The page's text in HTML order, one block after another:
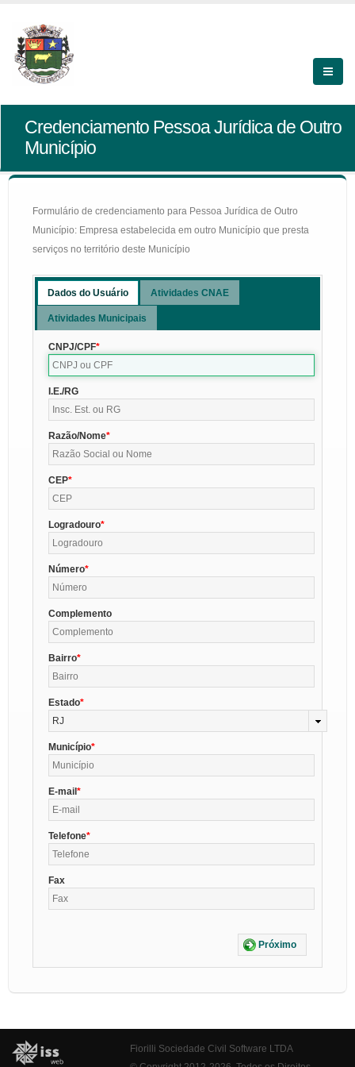
Credenciamento Pessoa Jurídica de Outro
Município
Formulário de credenciamento para Pessoa Jurídica de Outro
Município: Empresa estabelecida em outro Município que presta
serviços no território deste Município
Dados do Usuário Atividades CNAE
Atividades Municipais
CNPJ/CPF
I.E./RG
Razão/Nome
CEP
Logradouro
Número
Complemento
Bairro
Estado
RJ
Município
E-mail
Telefone
Fax
Próximo
Fiorilli Sociedade Civil Software LTDA